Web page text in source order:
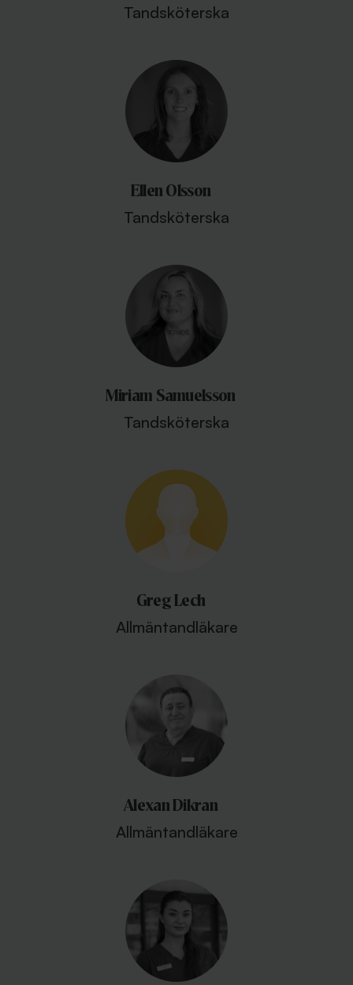
Tandsköterska
Ellen Olsson
Tandsköterska
Miriam Samuelsson
Tandsköterska
Greg Lech
Allmäntandläkare
Alexan Dikran
Allmäntandläkare